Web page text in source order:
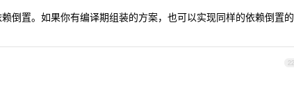
倒置。如果你有编译期组装的方案，也可以实现同样的依赖倒置的
22